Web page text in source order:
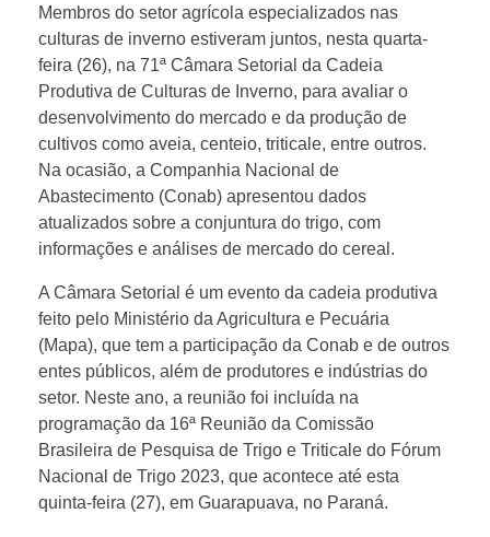
Membros do setor agrícola especializados nas
culturas de inverno estiveram juntos, nesta quarta-
feira (26), na 71ª Câmara Setorial da Cadeia
Produtiva de Culturas de Inverno, para avaliar o
desenvolvimento do mercado e da produção de
cultivos como aveia, centeio, triticale, entre outros.
Na ocasião, a Companhia Nacional de
Abastecimento (Conab) apresentou dados
atualizados sobre a conjuntura do trigo, com
informações e análises de mercado do cereal.
A Câmara Setorial é um evento da cadeia produtiva
feito pelo Ministério da Agricultura e Pecuária
(Mapa), que tem a participação da Conab e de outros
entes públicos, além de produtores e indústrias do
setor. Neste ano, a reunião foi incluída na
programação da 16ª Reunião da Comissão
Brasileira de Pesquisa de Trigo e Triticale do Fórum
Nacional de Trigo 2023, que acontece até esta
quinta-feira (27), em Guarapuava, no Paraná.